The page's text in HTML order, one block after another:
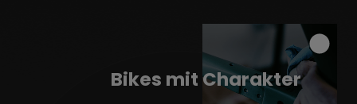
Bikes mit Charakter